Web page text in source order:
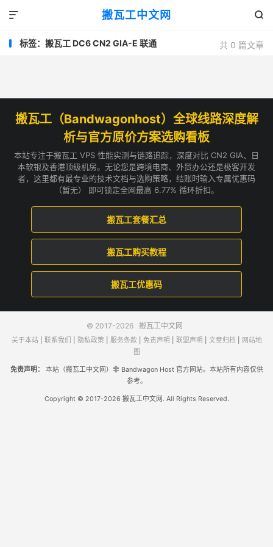
搬瓦工中文网 

共 0 篇文章
标签：搬瓦工 DC6 CN2 GIA-E 联通
搬瓦工（Bandwagonhost）全球线路深度解
析与官方原价方案选购看板
本站专注于搬瓦工 VPS 性能实测与链路追踪，深度对比 CN2 GIA、日
本软银及香港顶级机房。无论您是跨境电商、外贸办公还是极客开发
者，这里都有最专业的技术文档与选购策略，结账时输入专属优惠码
（暂无） 即可锁定全网最高 6.77% 循环折扣。
搬瓦工套餐汇总
搬瓦工购买教程
搬瓦工优惠码
© 2017-2026 搬瓦工中文网
关于本站| 联系我们 隐私政策 服务条款 免责声明 联盟声明 文章归档
网站地
图
免责声明：
本站（搬瓦工中文网）非 Bandwagon Host 官方网站。本站所有内容仅供
参考。
Copyright © 2017-2026 搬瓦工中文网. All Rights Reserved.